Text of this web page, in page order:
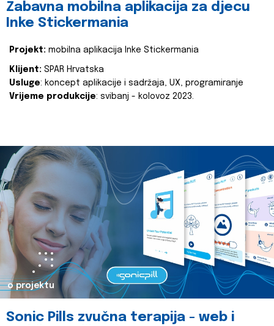
Zabavna mobilna aplikacija za djecu
Inke Stickermania
Projekt: mobilna aplikacija Inke Stickermania
Klijent: SPAR Hrvatska
Usluge: koncept aplikacije i sadržaja, UX, programiranje
Vrijeme produkcije: svibanj - kolovoz 2023.
o projektu
Sonic Pills zvučna terapija - web i